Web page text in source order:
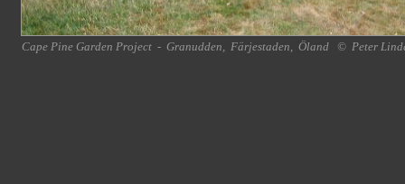
Cape Pine Garden Project - Granudden, Färjestaden, Öland © Peter